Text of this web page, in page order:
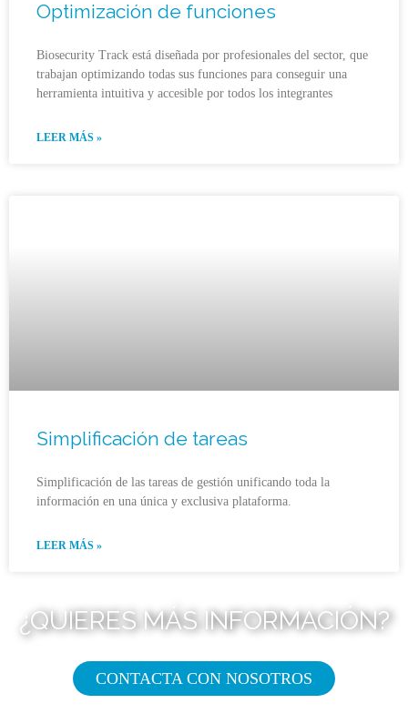
Optimización de funciones
Biosecurity Track está diseñada por profesionales del sector, que
trabajan optimizando todas sus funciones para conseguir una
herramienta intuitiva y accesible por todos los integrantes
LEER MÁS »
Simplificación de tareas
Simplificación de las tareas de gestión unificando toda la
información en una única y exclusiva plataforma.
LEER MÁS »
¿QUIERES MÁS INFORMACIÓN?
CONTACTA CON NOSOTROS